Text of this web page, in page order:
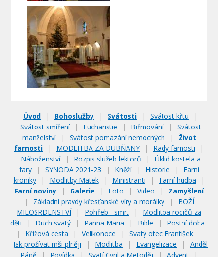
Úvod | Bohoslužby | Svátosti | Svátost křtu
|
Svátost smíření
| Eucharistie | Biřmování |
Svátost
manželství
| Svátost pomazání nemocných |
Život
farnosti
| MODLITBA ZA DUBŇANY | Rady farnosti
|
Náboženství
| Rozpis služeb lektorů |
Úklid kostela a
fary
| SYNODA 2021-23 | Kněží | Historie |
Farní
kroniky
| Modlitby Matek | Ministranti | Farní hudba
|
Farní noviny
| Galerie | Foto | Video |
Zamyšlení
|
Základní pravdy křesťanské víry a morálky |
BOŽÍ
MILOSRDENSTVÍ
| Pohřeb - smrt |
Modlitba rodičů za
děti
| Duch svatý | Panna Maria | Bible |
Postní doba
|
Křížová cesta | Velikonoce | Svatý otec František
|
Jak prožívat mši plněji
| Modlitba | Evangelizace |
Anděl
Páně
| Povídka | Svatí Cyril a Metoděj | Advent |